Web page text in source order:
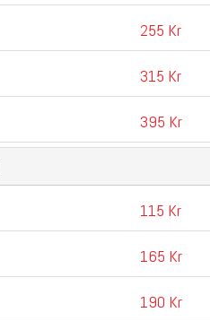
255 Kr
315 Kr
395 Kr
115 Kr
165 Kr
190 Kr